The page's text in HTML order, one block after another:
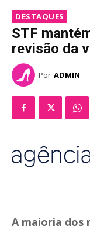
DESTAQUES
STF
revisão da
Por ADMIN
A maioria dos